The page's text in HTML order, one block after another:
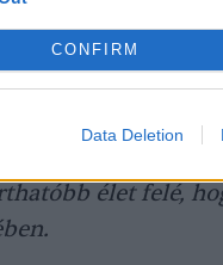
CONFIRM
Data Deletion
érdeklődők
élet felé,